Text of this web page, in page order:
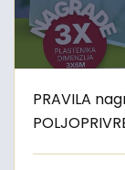
PRAVILA